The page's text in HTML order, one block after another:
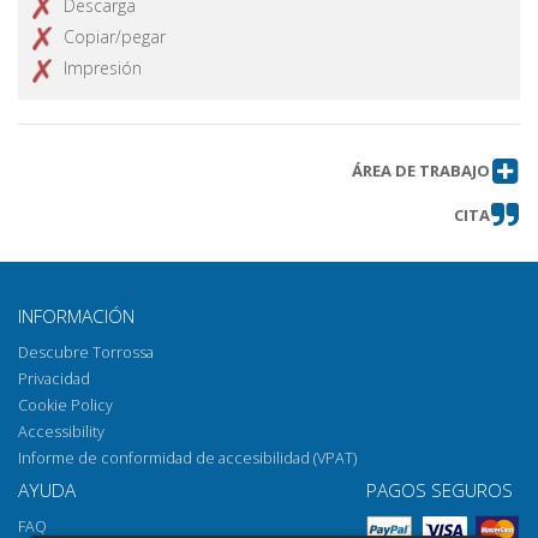
Descarga
Copiar/pegar
Impresión
ÁREA DE TRABAJO
CITA
INFORMACIÓN
Descubre Torrossa
Privacidad
Cookie Policy
Accessibility
Informe de conformidad de accesibilidad (VPAT)
AYUDA
FAQ
PAGOS SEGUROS